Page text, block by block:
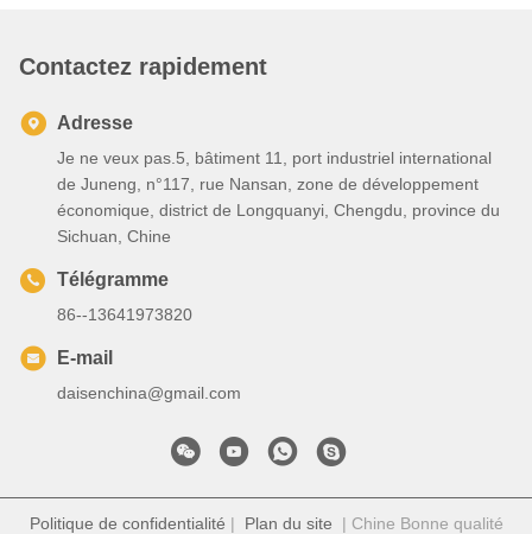
Contactez rapidement
Adresse
Je ne veux pas.5, bâtiment 11, port industriel international
de Juneng, n°117, rue Nansan, zone de développement
économique, district de Longquanyi, Chengdu, province du
Sichuan, Chine
Télégramme
86--13641973820
E-mail
daisenchina@gmail.com
Politique de confidentialité | Plan du site | Chine Bonne qualité